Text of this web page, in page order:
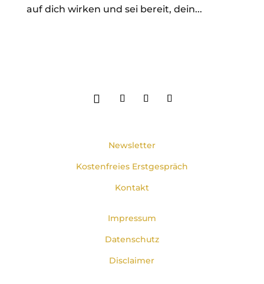
auf dich wirken und sei bereit, dein...
Newsletter
Kostenfreies Erstgespräch
Kontakt
Impressum
Datenschutz
Disclaimer